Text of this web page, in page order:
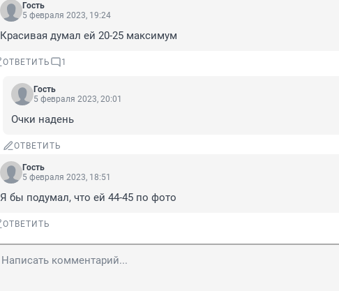
Гость
5 февраля 2023, 19:24
Красивая думал ей 20-25 максимум
ОТВЕТИТЬ 1
Гость
5 февраля 2023, 20:01
Очки надень
ОТВЕТИТЬ
Гость
5 февраля 2023, 18:51
Я бы подумал, что ей 44-45 по фото
ОТВЕТИТЬ